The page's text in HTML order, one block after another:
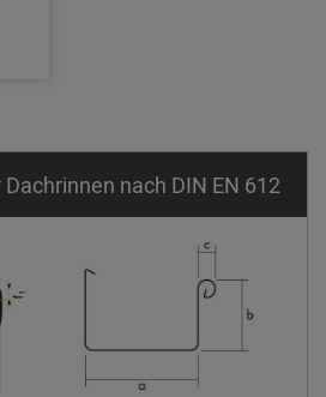
nach DIN EN 612